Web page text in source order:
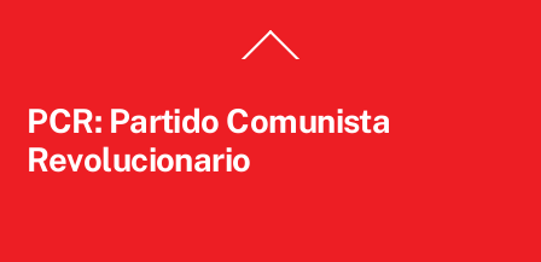
To
PCR: Partido Comunista
Revolucionario